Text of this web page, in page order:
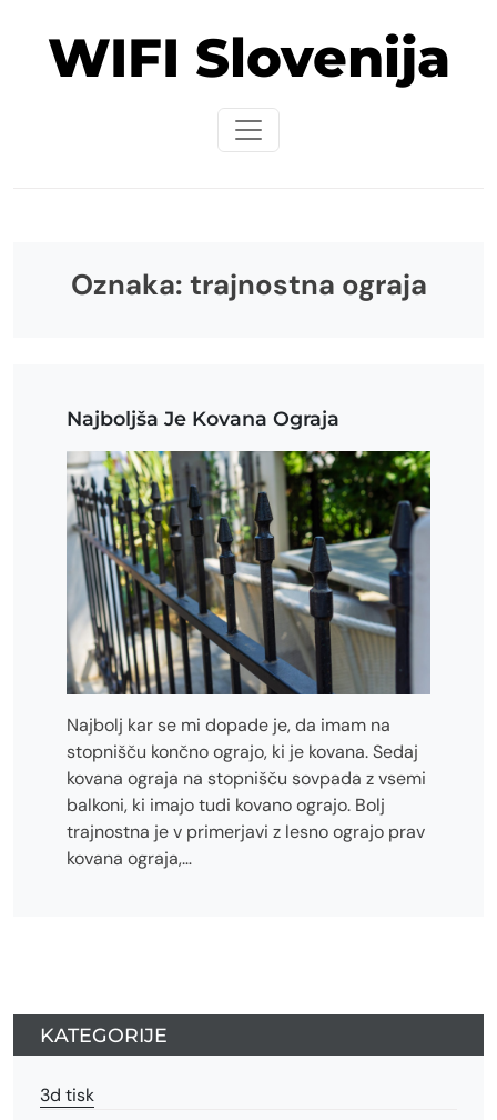
contentWIFI Slovenija
Oznaka: trajnostna ograja
Najboljša Je Kovana Ograja
Najbolj kar se mi dopade je, da imam na
stopnišču končno ograjo, ki je kovana. Sedaj
kovana ograja na stopnišču sovpada z vsemi
balkoni, ki imajo tudi kovano ograjo. Bolj
trajnostna je v primerjavi z lesno ograjo prav
kovana ograja,…
KATEGORIJE
3d tisk